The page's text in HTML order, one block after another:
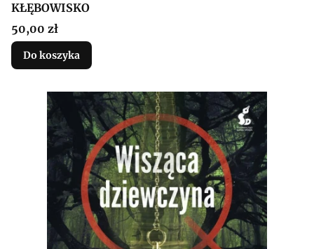
KŁĘBOWISKO
Cena
50,00 zł
Do koszyka